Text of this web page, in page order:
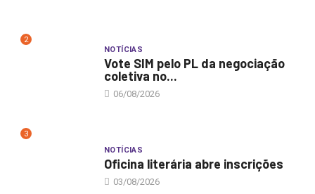
2
NOTÍCIAS
Vote SIM pelo PL da negociação
coletiva no...
06/08/2026
3
NOTÍCIAS
Oficina literária abre inscrições
03/08/2026